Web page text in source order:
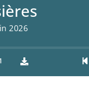
2026